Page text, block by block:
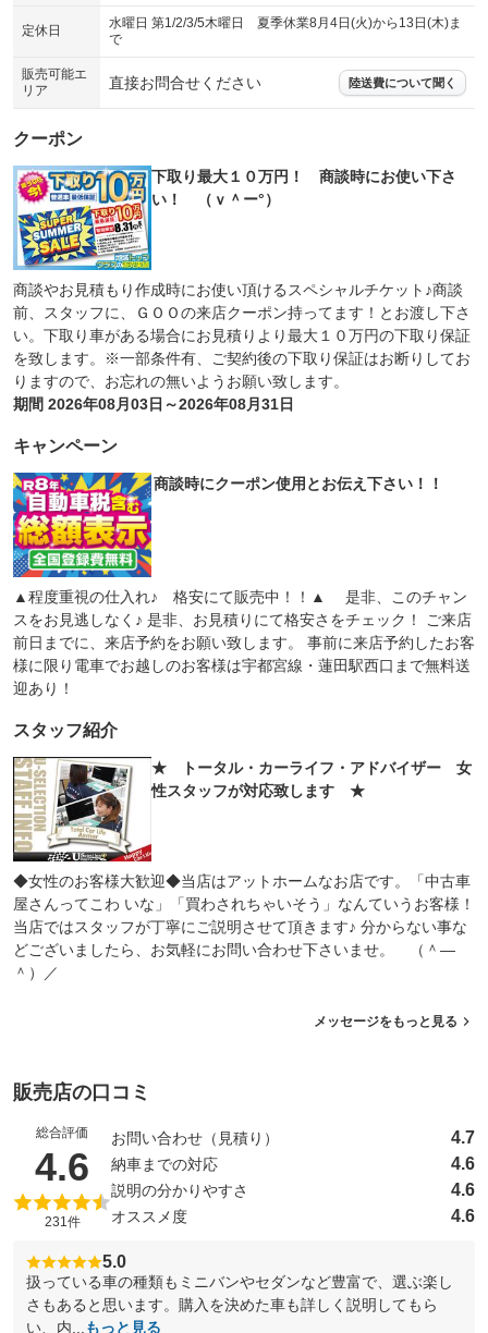
定休日
水曜日 第1/2/3/5木曜日 夏季休業8月4日(火)から13日(木)ま
で
販売可能エ
リア
直接お問合せください 陸送費について聞く
クーポン
下取り最大１０万円！ 商談時にお使い下さ
い！ （ｖ＾ー°）
商談やお見積もり作成時にお使い頂けるスペシャルチケット♪商談
前、スタッフに、ＧＯＯの来店クーポン持ってます！とお渡し下さ
い。下取り車がある場合にお見積りより最大１０万円の下取り保証
を致します。※一部条件有、ご契約後の下取り保証はお断りしてお
りますので、お忘れの無いようお願い致します。
期間 2026年08月03日～2026年08月31日
キャンペーン
商談時にクーポン使用とお伝え下さい！！
▲程度重視の仕入れ♪ 格安にて販売中！！▲ 是非、このチャン
スをお見逃しなく♪ 是非、お見積りにて格安さをチェック！ ご来店
前日までに、来店予約をお願い致します。 事前に来店予約したお客
様に限り電車でお越しのお客様は宇都宮線・蓮田駅西口まで無料送
迎あり！
スタッフ紹介
★ トータル・カーライフ・アドバイザー 女
性スタッフが対応致します ★
◆女性のお客様大歓迎◆当店はアットホームなお店です。「中古車
屋さんってこわ いな」「買わされちゃいそう」なんていうお客様！
当店ではスタッフが丁寧にご説明させて頂きます♪ 分からない事な
どございましたら、お気軽にお問い合わせ下さいませ。 （＾―
＾）／
メッセージをもっと見る
販売店の口コミ
総合評価
4.6 （5点満点中）
231件
お問い合わせ（見積り） 4.7
納車までの対応 4.6
説明の分かりやすさ 4.6
オススメ度 4.6
5.0
扱っている車の種類もミニバンやセダンなど豊富で、選ぶ楽し
さもあると思います。購入を決めた車も詳しく説明してもら
い、内...
もっと見る